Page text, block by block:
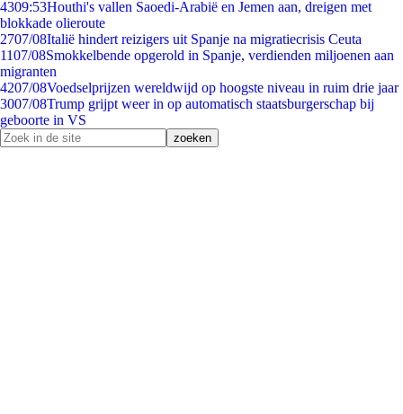
4309:53Houthi's vallen Saoedi-Arabië en Jemen aan, dreigen met
blokkade olieroute
2707/08Italië hindert reizigers uit Spanje na migratiecrisis Ceuta
1107/08Smokkelbende opgerold in Spanje, verdienden miljoenen aan
migranten
4207/08Voedselprijzen wereldwijd op hoogste niveau in ruim drie jaar
3007/08Trump grijpt weer in op automatisch staatsburgerschap bij
geboorte in VS